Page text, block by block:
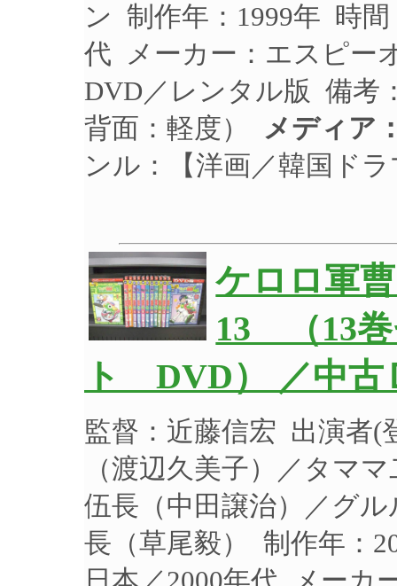
ン 制作年：1999年 時
代 メーカー：エスピー
DVD／レンタル版 備考
背面：軽度）
メディア
ンル：【洋画／韓国ド
ケロロ軍
13 （13巻
ト DVD） ／中古
監督：近藤信宏 出演者(
（渡辺久美子）／タマ
伍長（中田譲治）／グ
長（草尾毅） 制作年：